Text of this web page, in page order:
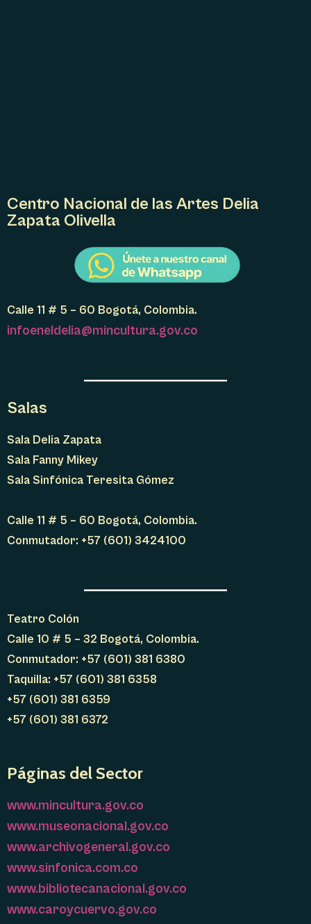
Centro Nacional de las Artes Delia
Zapata Olivella
Calle 11 # 5 – 60 Bogotá, Colombia.
infoeneldelia@mincultura.gov.co
Salas
Sala Delia Zapata
Sala Fanny Mikey
Sala Sinfónica Teresita Gómez
Calle 11 # 5 – 60 Bogotá, Colombia.
Conmutador: +57 (601) 3424100
Teatro Colón
Calle 10 # 5 – 32 Bogotá, Colombia.
Conmutador: +57 (601) 381 6380
Taquilla: +57 (601) 381 6358
+57 (601) 381 6359
+57 (601) 381 6372
Páginas del Sector
www.mincultura.gov.co
www.museonacional.gov.co
www.archivogeneral.gov.co
www.sinfonica.com.co
www.bibliotecanacional.gov.co
www.caroycuervo.gov.co